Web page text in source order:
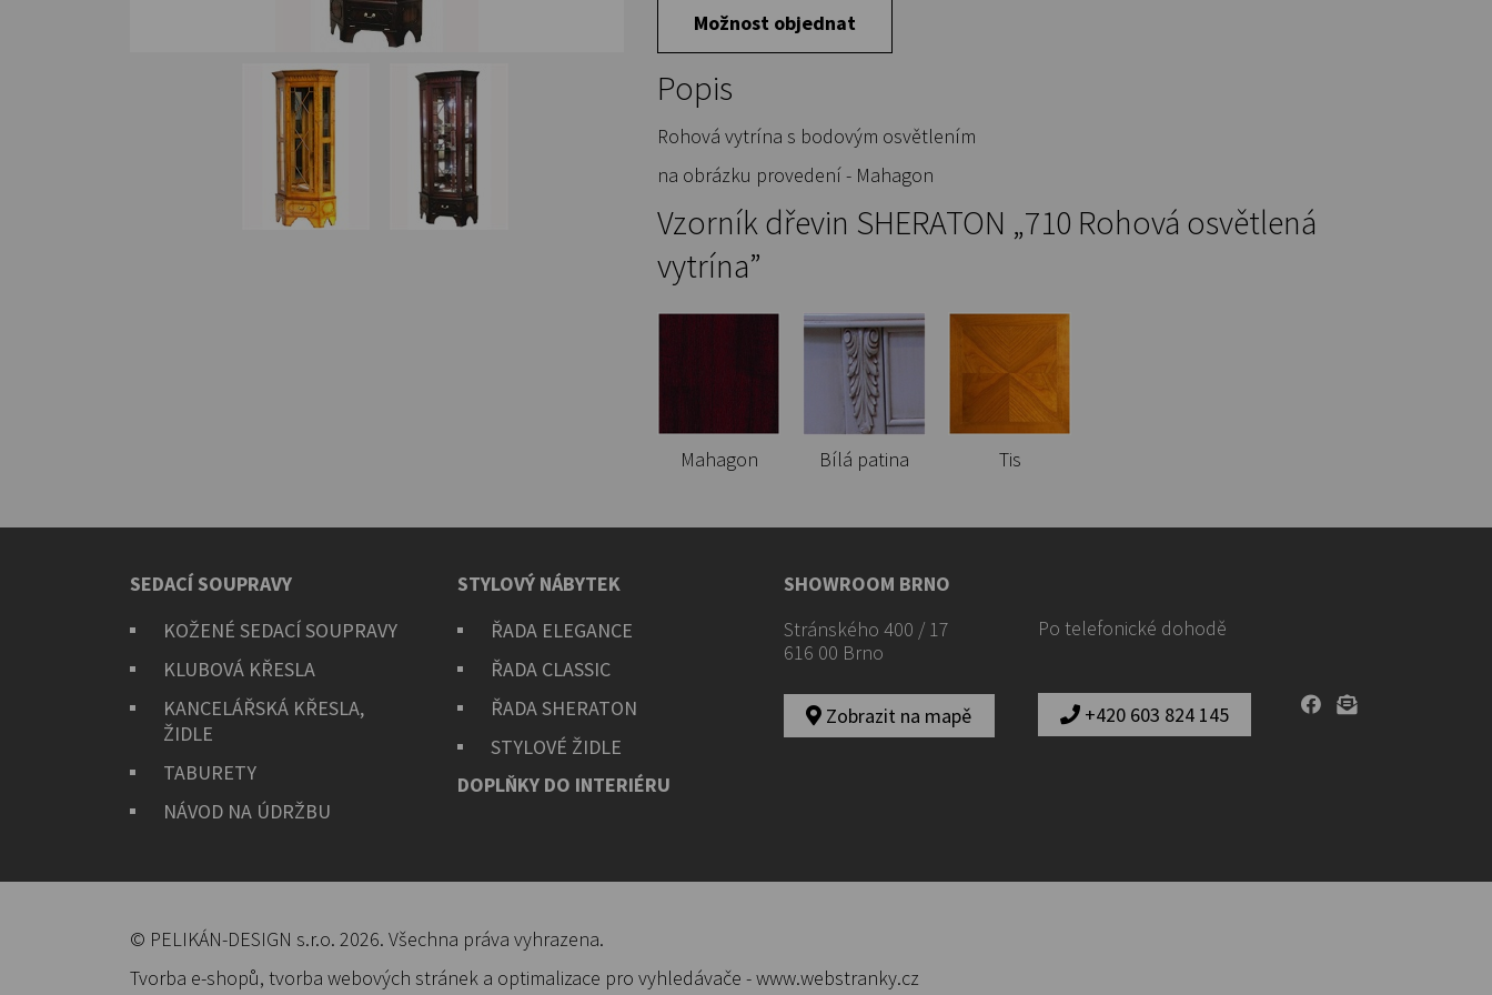
Možnost objednat
Popis
Rohová vytrína s bodovým osvětlením
na obrázku provedení - Mahagon
Vzorník dřevin SHERATON „710 Rohová osvětlená
vytrína”
Mahagon Bílá patina Tis
SEDACÍ SOUPRAVY
KOŽENÉ SEDACÍ SOUPRAVY
KLUBOVÁ KŘESLA
KANCELÁŘSKÁ KŘESLA,
ŽIDLE
TABURETY
NÁVOD NA ÚDRŽBU
STYLOVÝ NÁBYTEK
ŘADA ELEGANCE
ŘADA CLASSIC
ŘADA SHERATON
STYLOVÉ ŽIDLE
DOPLŇKY DO INTERIÉRU
SHOWROOM BRNO
Stránského 400 / 17
616 00 Brno
Zobrazit na mapě
Po telefonické dohodě
+420 603 824 145
© PELIKÁN-DESIGN s.r.o. 2026. Všechna práva vyhrazena.
Tvorba e-shopů, tvorba webových stránek a optimalizace pro vyhledávače -www.webstranky.cz